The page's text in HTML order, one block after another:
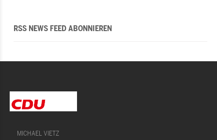
RSS NEWS FEED ABONNIEREN
MICHAEL VIETZ